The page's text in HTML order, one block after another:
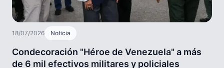
18/07/2026 Noticia
Condecoración "Héroe de Venezuela" a más
de 6 mil efectivos militares y policiales